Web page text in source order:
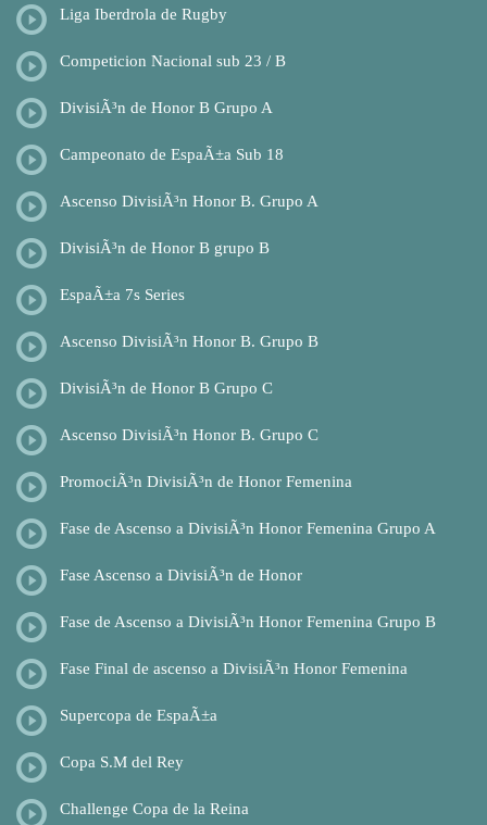
Liga Iberdrola de Rugby
Competicion Nacional sub 23 / B
DivisiÃ³n de Honor B Grupo A
Campeonato de EspaÃ±a Sub 18
Ascenso DivisiÃ³n Honor B. Grupo A
DivisiÃ³n de Honor B grupo B
EspaÃ±a 7s Series
Ascenso DivisiÃ³n Honor B. Grupo B
DivisiÃ³n de Honor B Grupo C
Ascenso DivisiÃ³n Honor B. Grupo C
PromociÃ³n DivisiÃ³n de Honor Femenina
Fase de Ascenso a DivisiÃ³n Honor Femenina Grupo A
Fase Ascenso a DivisiÃ³n de Honor
Fase de Ascenso a DivisiÃ³n Honor Femenina Grupo B
Fase Final de ascenso a DivisiÃ³n Honor Femenina
Supercopa de EspaÃ±a
Copa S.M del Rey
Challenge Copa de la Reina